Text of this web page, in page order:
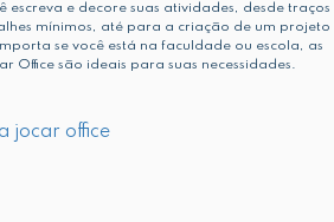
escreva e decore suas atividades, desde traços
mínimos, até para a criação de um projeto
se você está na faculdade ou escola, as
Office são ideais para suas necessidades.